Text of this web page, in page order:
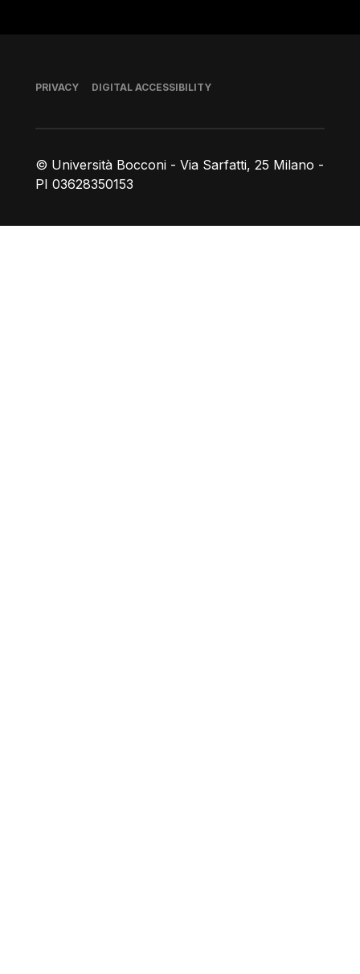
© Università Bocconi - Via Sarfatti, 25 Milano -
PI 03628350153
Footer
PRIVACY DIGITAL ACCESSIBILITY